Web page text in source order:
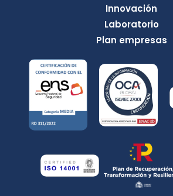
Innovación
Laboratorio
Plan empresas